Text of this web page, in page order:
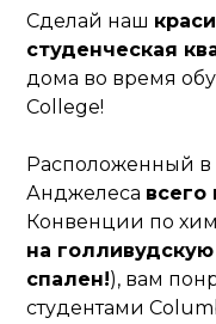
Сделай наш
студенческая
дома во время
College!
Расположенный в
Анджелеса всего
Конвенции по
на
спален!), вам
студентами